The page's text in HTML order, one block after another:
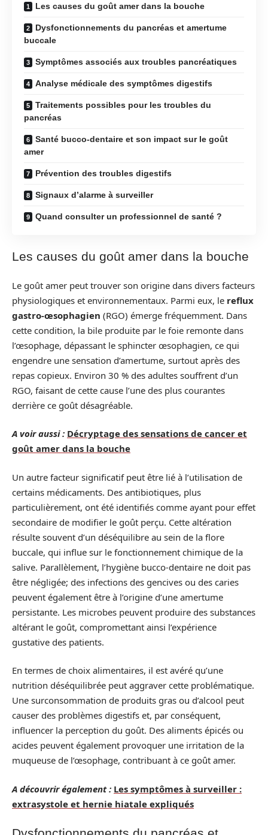
Les causes du goût amer dans la bouche
Dysfonctionnements du pancréas et amertume
buccale
Symptômes associés aux troubles pancréatiques
Analyse médicale des symptômes digestifs
Traitements possibles pour les troubles du
pancréas
Santé bucco-dentaire et son impact sur le goût
amer
Prévention des troubles digestifs
Signaux d’alarme à surveiller
Quand consulter un professionnel de santé ?
Les causes du goût amer dans la bouche
Le goût amer peut trouver son origine dans divers facteurs
physiologiques et environnementaux. Parmi eux, le reflux
gastro-œsophagien (RGO) émerge fréquemment. Dans
cette condition, la bile produite par le foie remonte dans
l’œsophage, dépassant le sphincter œsophagien, ce qui
engendre une sensation d’amertume, surtout après des
repas copieux. Environ 30 % des adultes souffrent d’un
RGO, faisant de cette cause l’une des plus courantes
derrière ce goût désagréable.
A voir aussi : Décryptage des sensations de cancer et
goût amer dans la bouche
Un autre facteur significatif peut être lié à l’utilisation de
certains médicaments. Des antibiotiques, plus
particulièrement, ont été identifiés comme ayant pour effet
secondaire de modifier le goût perçu. Cette altération
résulte souvent d’un déséquilibre au sein de la flore
buccale, qui influe sur le fonctionnement chimique de la
salive. Parallèlement, l’hygiène bucco-dentaire ne doit pas
être négligée; des infections des gencives ou des caries
peuvent également être à l’origine d’une amertume
persistante. Les microbes peuvent produire des substances
altérant le goût, compromettant ainsi l’expérience
gustative des patients.
En termes de choix alimentaires, il est avéré qu’une
nutrition déséquilibrée peut aggraver cette problématique.
Une surconsommation de produits gras ou d’alcool peut
causer des problèmes digestifs et, par conséquent,
influencer la perception du goût. Des aliments épicés ou
acides peuvent également provoquer une irritation de la
muqueuse de l’œsophage, contribuant à ce goût amer.
A découvrir également : Les symptômes à surveiller :
extrasystole et hernie hiatale expliqués